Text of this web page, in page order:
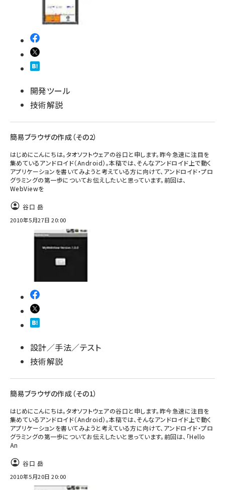
開発ツール
技術解説
簡易ブラウザの作成（その2）
はじめにこんにちは。タオソフトウェアの谷口と申します。昨今急速に注目を
集めているアンドロイド（Android）。本稿では、そんなアンドロイド上で動く
アプリケーションを書いてみようと考えている方に向けて、アンドロイド・プロ
グラミングの第一歩についてお伝えしたいと思っています。前回は、
WebViewを
谷口 岳
2010年5月27日 20:00
設計／手法／テスト
技術解説
簡易ブラウザの作成（その1）
はじめにこんにちは。タオソフトウェアの谷口と申します。昨今急速に注目を
集めているアンドロイド（Android）。本稿では、そんなアンドロイド上で動く
アプリケーションを書いてみようと考えている方に向けて、アンドロイド・プロ
グラミングの第一歩についてお伝えしたいと思っています。前回は、「Hello
An
谷口 岳
2010年5月20日 20:00